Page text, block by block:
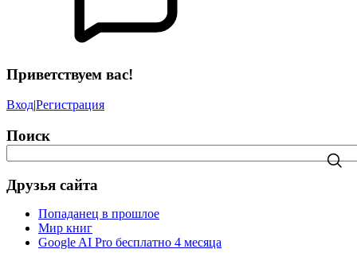
Приветствуем вас!
Вход|Регистрация
Поиск
Друзья сайта
Попаданец в прошлое
Мир книг
Google AI Pro бесплатно 4 месяца